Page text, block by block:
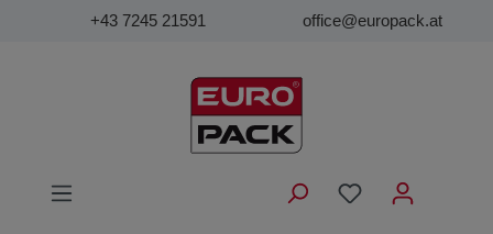
+43 7245 21591 office@europack.at